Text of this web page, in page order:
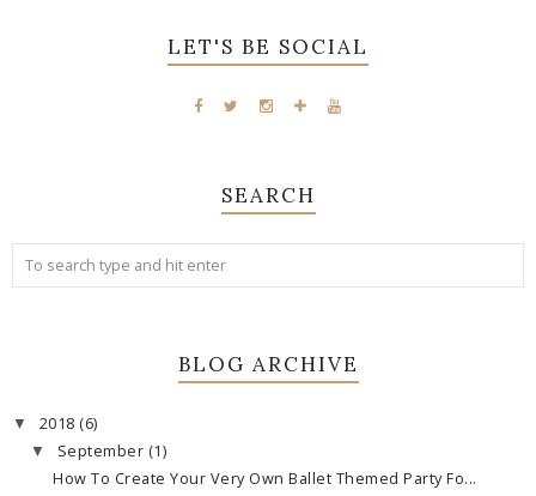
LET'S BE SOCIAL
SEARCH
BLOG ARCHIVE
▼ 2018 (6)
▼ September (1)
How To Create Your Very Own Ballet Themed Party Fo...